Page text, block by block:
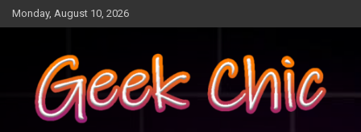
Skip
to
Monday, August 10, 2026